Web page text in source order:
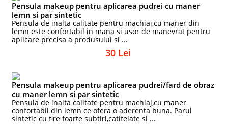
Pensula makeup pentru aplicarea pudrei cu maner
lemn si par sintetic
Pensula de inalta calitate pentru machiaj,cu maner din
lemn este confortabil in mana si usor de manevrat pentru
aplicare precisa a produsului si ...
30 Lei
Pensula makeup pentru aplicarea pudrei/fard de obraz
cu maner lemn si par sintetic
Pensula de inalta calitate pentru machiaj,cu maner
confortabil din lemn ce ofera o aderenta buna. Parul
sintetic cu fire foarte subtiri,catifelate si ...